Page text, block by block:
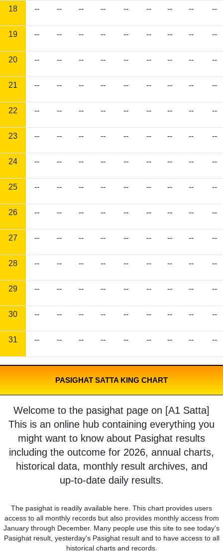
18 -- -- -- -- -- -- -- -- --
19 -- -- -- -- -- -- -- -- --
20 -- -- -- -- -- -- -- -- --
21 -- -- -- -- -- -- -- -- --
22 -- -- -- -- -- -- -- -- --
23 -- -- -- -- -- -- -- -- --
24 -- -- -- -- -- -- -- -- --
25 -- -- -- -- -- -- -- -- --
26 -- -- -- -- -- -- -- -- --
27 -- -- -- -- -- -- -- -- --
28 -- -- -- -- -- -- -- -- --
29 -- -- -- -- -- -- -- -- --
30 -- -- -- -- -- -- -- -- --
31 -- -- -- -- -- -- -- -- --
PASIGHAT SATTA KING CHART
Welcome to the pasighat page on [A1 Satta]
This is an online hub containing everything you
might want to know about Pasighat results
including the outcome for 2026, annual charts,
historical data, monthly result archives, and
up-to-date daily results.
The pasighat is readily available here. This chart provides users
access to all monthly records but also provides monthly access from
January through December. Many people use this site to see today's
Pasighat result, yesterday's Pasighat result and to have access to all
historical charts and records.